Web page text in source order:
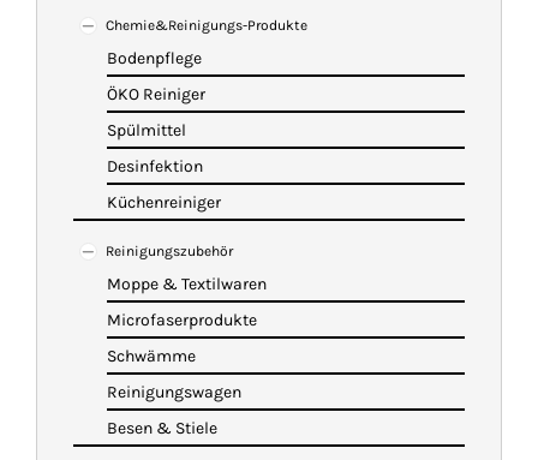
Chemie&Reinigungs-Produkte
Bodenpflege
ÖKO Reiniger
Spülmittel
Desinfektion
Küchenreiniger
Reinigungszubehör
Moppe & Textilwaren
Microfaserprodukte
Schwämme
Reinigungswagen
Besen & Stiele